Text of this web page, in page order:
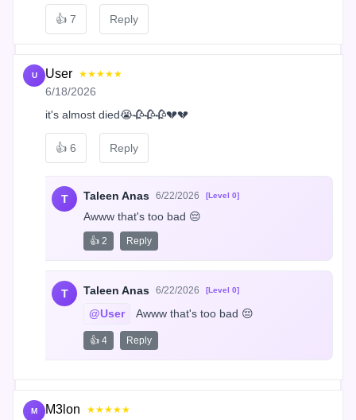
👍 7 Reply
U User ★★★★★
6/18/2026
it's almost died😭🥀🥀🥀💔💔
👍 6 Reply
T Taleen Anas 6/22/2026 [Level 0]
Awww that's too bad 😔
👍 2 Reply
T Taleen Anas 6/22/2026 [Level 0]
@User Awww that's too bad 😔
👍 4 Reply
M M3lon ★★★★★